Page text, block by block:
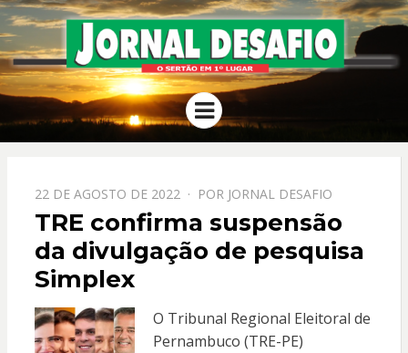
JORNAL
DESAFIO
O Sertão em 1º Lugar
Menu
PPOSTADO
EM
22 DE AGOSTO DE 2022 POR JORNAL DESAFIO
TRE confirma suspensão
da divulgação de pesquisa
Simplex
O Tribunal Regional Eleitoral de
Pernambuco (TRE-PE)